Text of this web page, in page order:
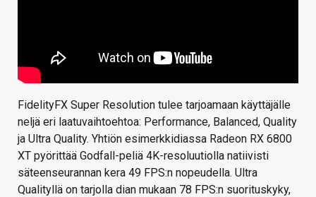
FidelityFX Super Resolution tulee tarjoamaan käyttäjälle
neljä eri laatuvaihtoehtoa: Performance, Balanced, Quality
ja Ultra Quality. Yhtiön esimerkkidiassa Radeon RX 6800
XT pyörittää Godfall-peliä 4K-resoluutiolla natiivisti
säteenseurannan kera 49 FPS:n nopeudella. Ultra
Qualityllä on tarjolla dian mukaan 78 FPS:n suorituskyky,